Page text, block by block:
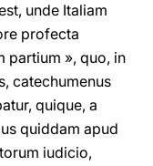
unde Italiam
profecta
partium », quo, in
catechumenus
quique, a
quiddam apud
iudicio,